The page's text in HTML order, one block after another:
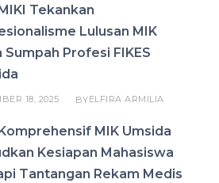
Tekankan
Lulusan MIK
Sumpah Profesi FIKES
18, 2025 BYELFIRA ARMILIA
MIK Umsida
Kesiapan Mahasiswa
Tantangan Rekam Medis